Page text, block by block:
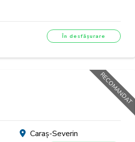
În desfășurare
Caraș-Severin
RECOMANDAT